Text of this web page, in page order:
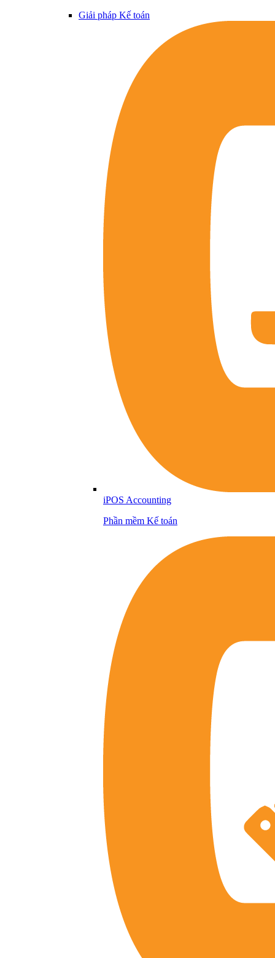
Giải pháp Kế toán
iPOS Accounting
Phần mềm Kế toán